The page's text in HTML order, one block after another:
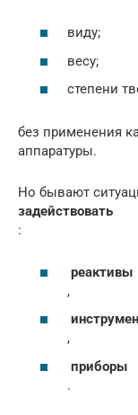
виду;
весу;
степени
без применения
аппаратуры.
Но бывают
задействовать
:
реактивы
,
,
приборы
.